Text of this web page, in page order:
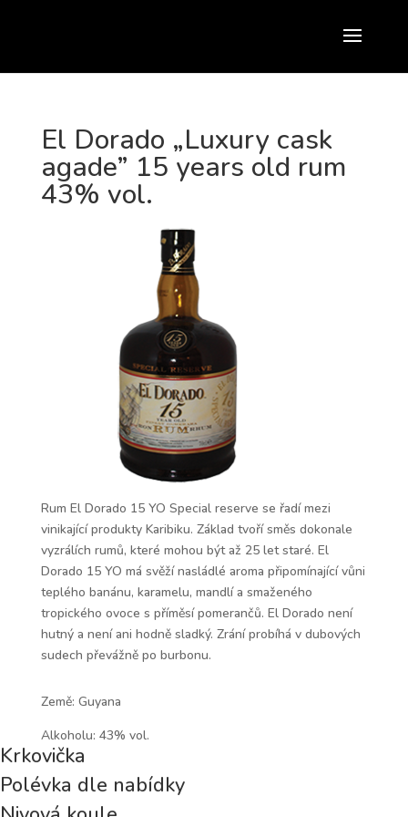
El Dorado „Luxury cask
agade” 15 years old rum
43% vol.
Rum El Dorado 15 YO Special reserve se řadí mezi
vinikající produkty Karibiku. Základ tvoří směs dokonale
vyzrálích rumů, které mohou být až 25 let staré. El
Dorado 15 YO má svěží nasládlé aroma připomínající vůni
teplého banánu, karamelu, mandlí a smaženého
tropického ovoce s příměsí pomerančů. El Dorado není
hutný a není ani hodně sladký. Zrání probíhá v dubových
sudech převážně po burbonu.
Země: Guyana
Alkoholu: 43% vol.
Krkovička
Polévka dle nabídky